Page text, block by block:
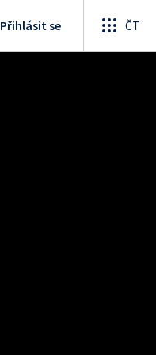
Přihlásit se ČT